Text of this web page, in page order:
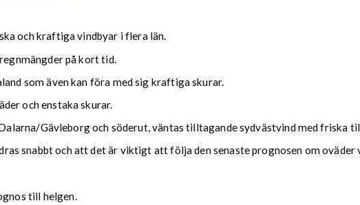
och kraftiga vindbyar i flera län.
på kort tid.
som även kan föra med sig kraftiga skurar.
och enstaka skurar.
Gävleborg och söderut, väntas tilltagande sydvästvind med friska
snabbt och att det är viktigt att följa den senaste prognosen om oväder
till helgen.